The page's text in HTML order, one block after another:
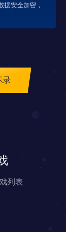
据安全加密，
录
列表